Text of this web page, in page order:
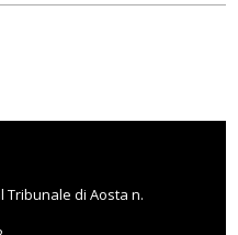
di Aosta n.